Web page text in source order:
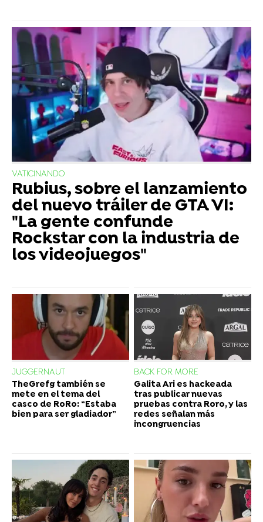
VATICINANDO
Rubius, sobre el lanzamiento
del nuevo tráiler de GTA VI:
"La gente confunde
Rockstar con la industria de
los videojuegos"
JUGGERNAUT
TheGrefg también se
mete en el tema del
casco de RoRo: “Estaba
bien para ser gladiador”
BACK FOR MORE
Galita Ari es hackeada
tras publicar nuevas
pruebas contra Roro, y las
redes señalan más
incongruencias